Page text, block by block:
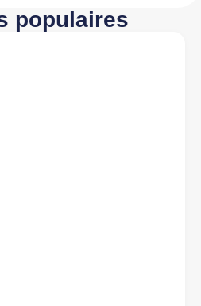
populaires